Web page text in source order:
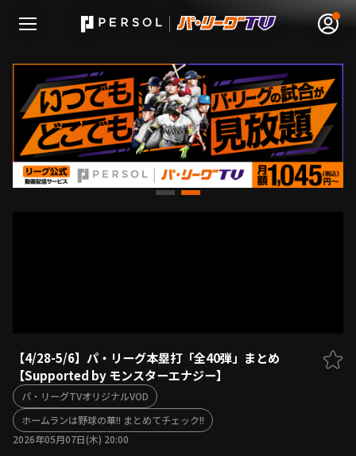
無料アカウント登録 ログイン
HOME
ファーム東地区
ファーム中地区
ファーム西地区
選手名鑑
選手名鑑トップ
北海道日本ハムファイターズ
東北楽天ゴールデンイーグルス
埼玉西武ライオンズ
ニュース
【4/28-5/6】パ・リーグ本塁打「全40弾」まとめ
【Supported by モンスターエナジー】
パ・リーグTVオリジナルVOD
ホームランは野球の華!! まとめてチェック!!
2026年05月07日(木) 20:00